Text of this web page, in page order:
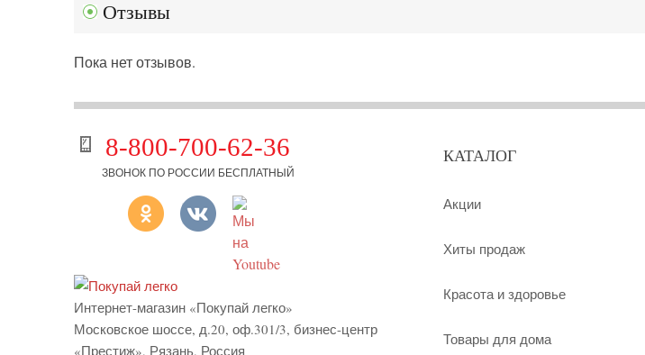
Отзывы
Пока нет отзывов.
8-800-700-62-36
ЗВОНОК ПО РОССИИ БЕСПЛАТНЫЙ
Интернет-магазин «Покупай легко»
Московское шоссе, д.20, оф.301/3, бизнес-центр
«Престиж», Рязань, Россия
КАТАЛОГ
Акции
Хиты продаж
Красота и здоровье
Товары для дома